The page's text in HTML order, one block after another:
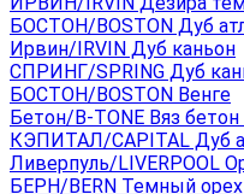
БОСТОН/BOSTON Дуб
Ирвин/IRVIN Дуб каньон
СПРИНГ/SPRING Дуб
БОСТОН/BOSTON Венге
Бетон/B-TONE Вяз
КЭПИТАЛ/CAPITAL Дуб
Ливерпуль/LIVERPOOL
БЕРН/BERN Темный орех